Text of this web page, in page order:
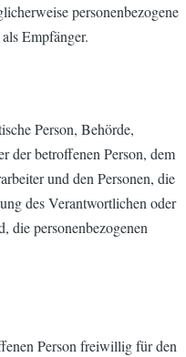
personenbezogene
Empfänger.
Person, Behörde,
der betroffenen Person, dem
und den Personen, die
des Verantwortlichen oder
die personenbezogenen
Person freiwillig für den